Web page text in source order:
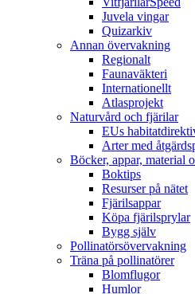
Juvela vingar
Quizarkiv
Annan övervakning
Regionalt
Faunaväkteri
Internationellt
Atlasprojekt
Naturvård och fjärilar
EUs
Arter med
Böcker, appar, material
Boktips
Resurser på nätet
Fjärilsappar
Köpa fjärilsprylar
Bygg själv
Pollinatörsövervakning
Träna på pollinatörer
Blomflugor
Humlor